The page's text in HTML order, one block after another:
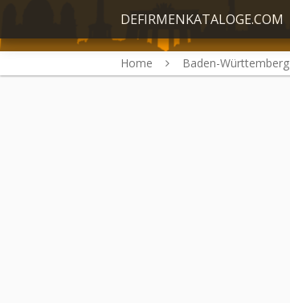
DEFIRMENKATALOGE.COM
Home Baden-Württemberg